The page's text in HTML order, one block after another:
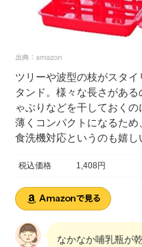
ツリーや波型の枝がスタ
タンド。様々な長さがあ
ゃぶりなどを干しておく
薄くコンパクトになるため
食洗機対応というのも嬉し
税込価格 1,408円
なかなか哺乳瓶が